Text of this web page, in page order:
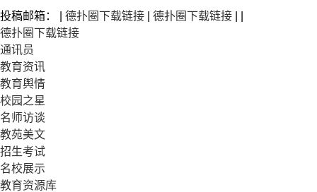
投稿邮箱： | 德扑圈下载链接 德扑圈下载链接
德扑圈下载链接
通讯员
教育资讯
教育舆情
校园之星
名师访谈
教苑美文
招生考试
名校展示
教育资源库